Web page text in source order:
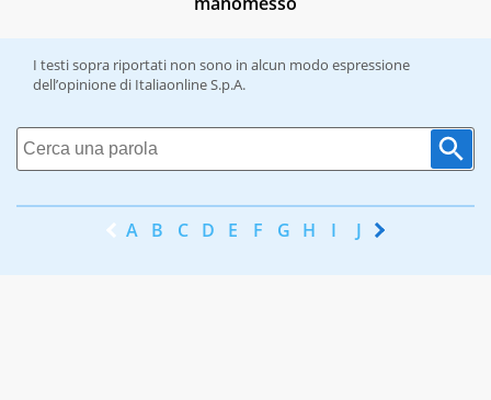
I testi sopra riportati non sono in alcun modo espressione
dell’opinione di Italiaonline S.p.A.
A B C D E F G H I J K